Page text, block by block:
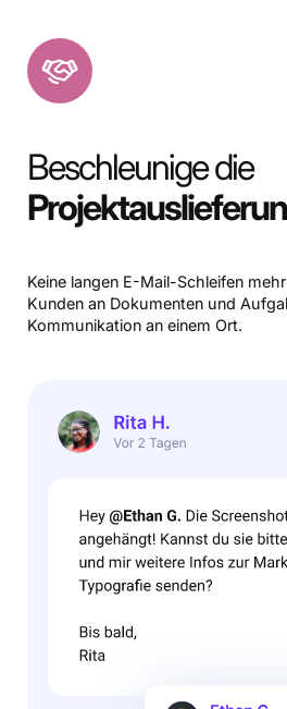
Beschleunige die
Keine langen E-Mail-Schleifen
Kunden an Dokumenten und
Kommunikation an einem Ort.